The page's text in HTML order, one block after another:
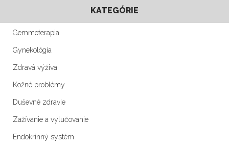
KATEGÓRIE
Gemmoterapia
Gynekológia
Zdravá výživa
Kožné problémy
Duševné zdravie
Zažívanie a vylučovanie
Endokrinný systém